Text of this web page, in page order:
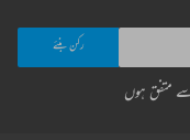
متفق ہوں